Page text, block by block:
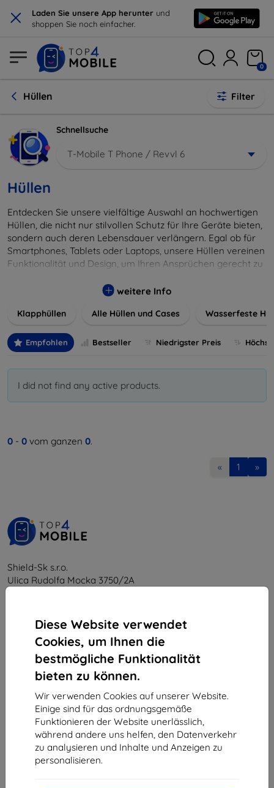
× Laden Sie unsere App herunter und
shoppen Sie noch einfacher.
Diese Website verwendet
Cookies, um Ihnen die
bestmögliche Funktionalität
bieten zu können.
Wir verwenden Cookies auf unserer Website.
Einige sind für das ordnungsgemäße
Funktionieren der Website unerlässlich,
während andere uns helfen, den Datenverkehr
zu analysieren und Inhalte und Anzeigen zu
personalisieren.
0
Hüllen Filter
Schnellsuche
T-Mobile T Phone / Revvl 6
Hüllen
Entdecken Sie unsere vielfältige Auswahl an hochwertigen
Hüllen, die nicht nur stilvollen Schutz für Ihre Geräte bieten,
sondern auch deren Lebensdauer verlängern. Egal ob für
Smartphones, Tablets oder Laptops, unsere Hüllen vereinen
Funktionalität und Design, um Ihren Ansprüchen gerecht zu
Farben, um Ihren persönlichen Stil perfekt zu
weitere Info
Klapphüllen Alle Hüllen und Cases Wasserfeste
Empfohlen Bestseller Niedrigster Preis
I did not find any active products.
0 - 0 vom ganzen 0.
« 1 »
Shield-Sk s.r.o.
Ulica Rudolfa Mocka 3750/2A
USt-IdNr.:SK2023549671
Kontakt
info@top4mobile.eu
Schreiben Sie uns
Montag bis Freitag:
Online8:00 - 16:00